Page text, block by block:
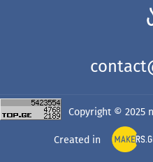
Copyright © 2025
Created in